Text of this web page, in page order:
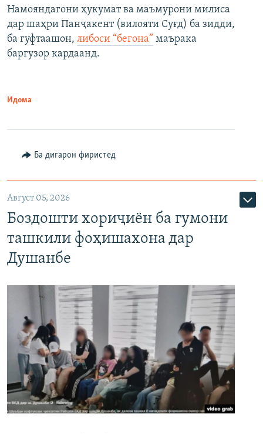
Намояндагони ҳукумат ва маъмурони милиса
дар шаҳри Панҷакент (вилояти Суғд) ба зидди,
ба гуфтаашон, либоси “бегона” маърака
баргузор кардаанд.
Идома
Ба дигарон фиристед
Август 05, 2026
Боздошти хориҷиён ба гумони
ташкили фоҳишахона дар
Душанбе